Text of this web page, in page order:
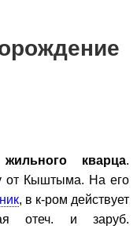
кварца.
от Кыштыма. На его
, в к-ром действует
отеч. и заруб.